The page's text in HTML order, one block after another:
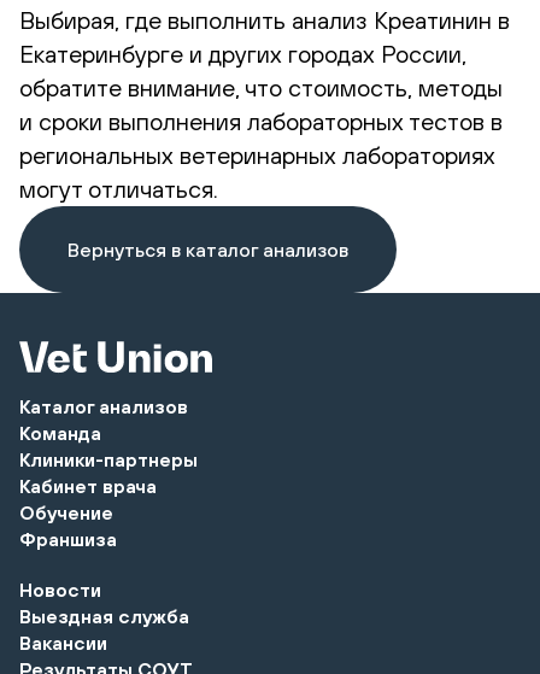
Выбирая, где выполнить анализ Креатинин в
Екатеринбурге и других городах России,
обратите внимание, что стоимость, методы
и сроки выполнения лабораторных тестов в
региональных ветеринарных лабораториях
могут отличаться.
Вернуться в каталог анализов
Каталог анализов
Команда
Клиники-партнеры
Кабинет врача
Обучение
Франшиза
Новости
Выездная служба
Вакансии
Результаты СОУТ